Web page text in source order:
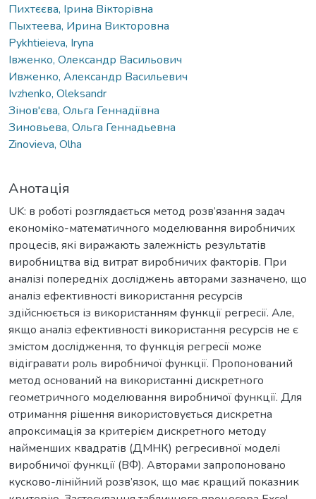
Пихтєєва, Ірина Вікторівна
Пыхтеева, Ирина Викторовна
Pykhtieieva, Iryna
Івженко, Олександр Васильович
Ивженко, Александр Васильевич
Ivzhenko, Oleksandr
Зінов'єва, Ольга Геннадіївна
Зиновьева, Ольга Геннадьевна
Zinovieva, Olha
Анотація
UK: в роботі розглядається метод розв’язання задач
економіко-математичного моделювання виробничих
процесів, які виражають залежність результатів
виробництва від витрат виробничих факторів. При
аналізі попередніх досліджень авторами зазначено, що
аналіз ефективності використання ресурсів
здійснюється із використанням функції регресії. Але,
якщо аналіз ефективності використання ресурсів не є
змістом дослідження, то функція регресії може
відігравати роль виробничої функції. Пропонований
метод оснований на використанні дискретного
геометричного моделювання виробничої функції. Для
отримання рішення використовується дискретна
апроксимація за критерієм дискретного методу
найменших квадратів (ДМНК) регресивної моделі
виробничої функції (ВФ). Авторами запропоновано
кусково-лінійний розв’язок, що має кращий показник